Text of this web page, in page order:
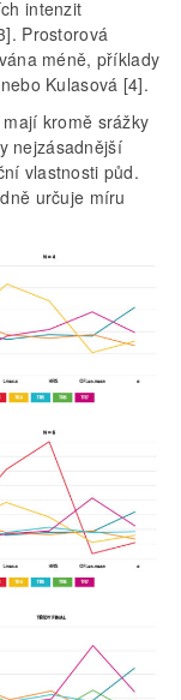
intenzit
Prostorová
méně, příklady
Kulasová [4].
kromě srážky
nejzásadnější
vlastnosti půd.
určuje míru